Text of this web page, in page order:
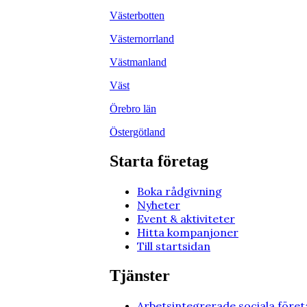
Västerbotten
Västernorrland
Västmanland
Väst
Örebro län
Östergötland
Starta företag
Boka rådgivning
Nyheter
Event & aktiviteter
Hitta kompanjoner
Till startsidan
Tjänster